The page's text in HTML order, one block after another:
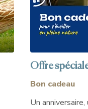
Offre
Bon cadeau
Un